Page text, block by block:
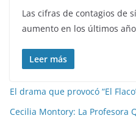
Las cifras de contagios de
aumento en los últimos
Leer más
El drama que provocó “El
Cecilia Montory: La Profesora